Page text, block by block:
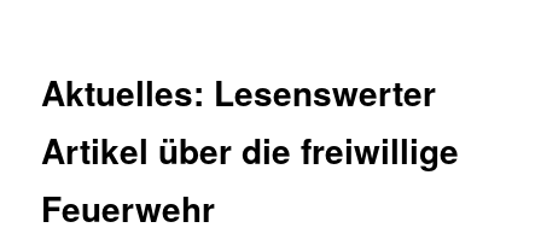
Aktuelles: Lesenswerter
Artikel über die freiwillige
Feuerwehr